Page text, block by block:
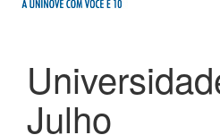
Julho